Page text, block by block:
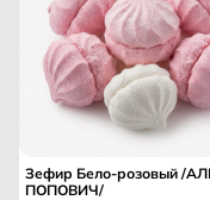
Зефир Бело-розовый /
ПОПОВИЧ/